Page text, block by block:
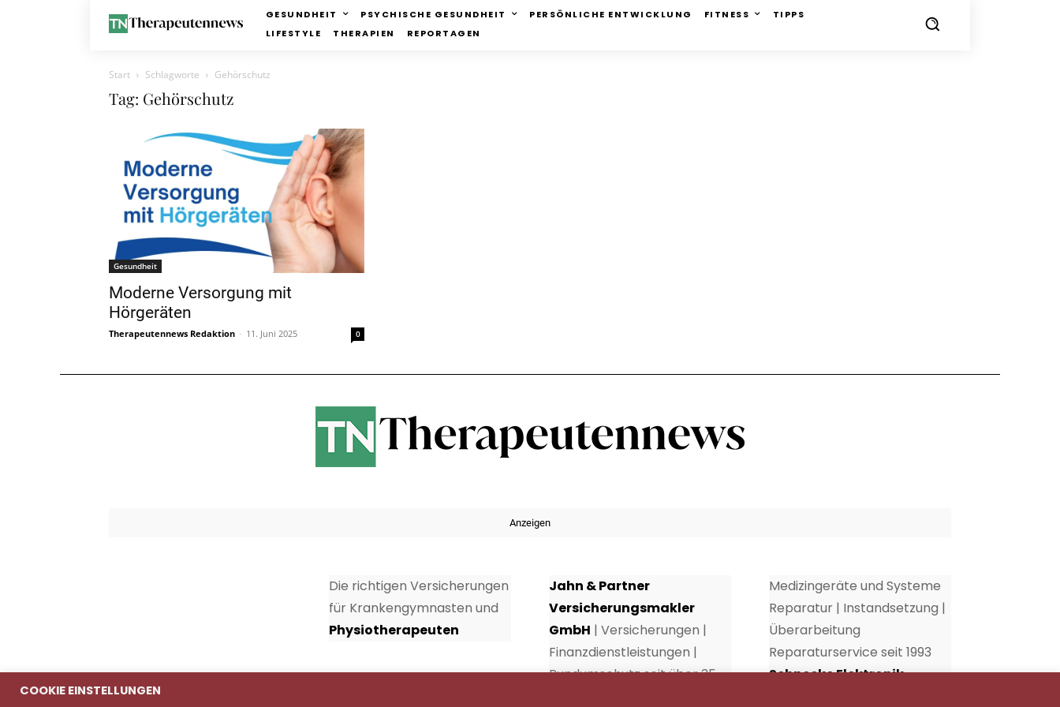
GESUNDHEIT PSYCHISCHE GESUNDHEIT PERSÖNLICHE ENTWICKLUNG FITNESS
TIPPS
LIFESTYLE
THERAPIEN REPORTAGEN
Start Schlagworte Gehörschutz
Tag: Gehörschutz
Gesundheit
Moderne Versorgung mit
Hörgeräten
Therapeutennews Redaktion - 11. Juni 2025 0
Anzeigen
Die richtigen Versicherungen
für Krankengymnasten und
Physiotherapeuten
Jahn & Partner
Versicherungsmakler
GmbH | Versicherungen |
Finanzdienstleistungen |
Rundumschutz seit über 35
Medizingeräte und Systeme
Reparatur | Instandsetzung |
Überarbeitung
Reparaturservice seit 1993
Schnecke Elektronik
COOKIE EINSTELLUNGEN